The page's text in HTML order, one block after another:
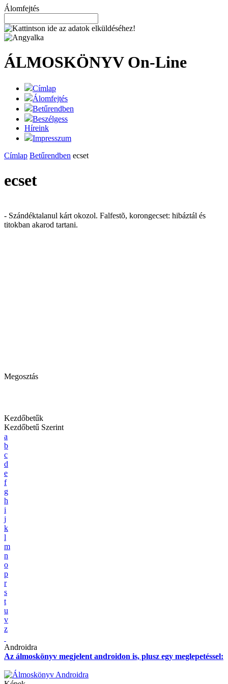
Álomfejtés
ÁLMOSKÖNYV On-Line
Címlap
Álomfejtés
Betűrendben
Beszélgess
Híreink
Impresszum
Címlap Betűrendben ecset
ecset
- Szándéktalanul kárt okozol. Falfestõ, korongecset: hibáztál és
titokban akarod tartani.
Megosztás
Kezdőbetűk
Kezdőbetű Szerint
a
b
c
d
e
f
g
h
i
j
k
l
m
n
o
p
r
s
t
u
v
z
Androidra
Az álmoskönyv megjelent androidon is, plusz egy meglepetéssel: